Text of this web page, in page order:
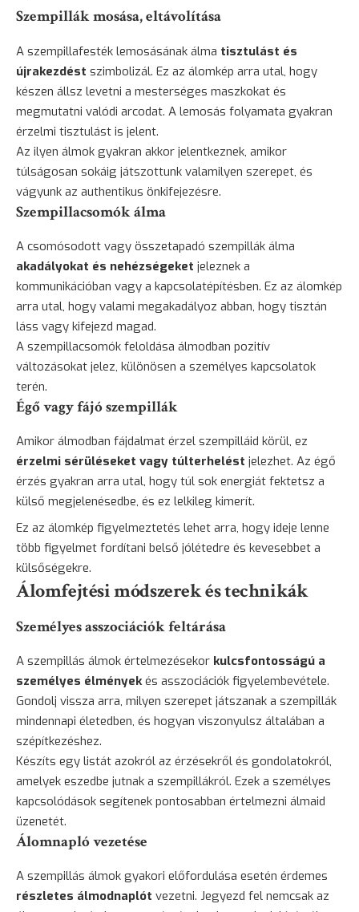
Szempillák mosása, eltávolítása
A szempillafesték lemosásának álma tisztulást és
újrakezdést szimbolizál. Ez az álomkép arra utal, hogy
készen állsz levetni a mesterséges maszkokat és
megmutatni valódi arcodat. A lemosás folyamata gyakran
érzelmi tisztulást is jelent.
Az ilyen álmok gyakran akkor jelentkeznek, amikor
túlságosan sokáig játszottunk valamilyen szerepet, és
vágyunk az authentikus önkifejezésre.
Szempillacsomók álma
A csomósodott vagy összetapadó szempillák álma
akadályokat és nehézségeket jeleznek a
kommunikációban vagy a kapcsolatépítésben. Ez az álomkép
arra utal, hogy valami megakadályoz abban, hogy tisztán
láss vagy kifejezd magad.
A szempillacsomók feloldása álmodban pozitív
változásokat jelez, különösen a személyes kapcsolatok
terén.
Égő vagy fájó szempillák
Amikor álmodban fájdalmat érzel szempilláid körül, ez
érzelmi sérüléseket vagy túlterhelést jelezhet. Az égő
érzés gyakran arra utal, hogy túl sok energiát fektetsz a
külső megjelenésedbe, és ez lelkileg kimerít.
Ez az álomkép figyelmeztetés lehet arra, hogy ideje lenne
több figyelmet fordítani belső jólétedre és kevesebbet a
külsőségekre.
Álomfejtési módszerek és technikák
Személyes asszociációk feltárása
A szempillás álmok értelmezésekor kulcsfontosságú a
személyes élményekés asszociációk figyelembevétele.
Gondolj vissza arra, milyen szerepet játszanak a szempillák
mindennapi életedben, és hogyan viszonyulsz általában a
szépítkezéshez.
Készíts egy listát azokról az érzésekről és gondolatokról,
amelyek eszedbe jutnak a szempillákról. Ezek a személyes
kapcsolódások segítenek pontosabban értelmezni álmaid
üzenetét.
Álomnapló vezetése
A szempillás álmok gyakori előfordulása esetén érdemes
részletes álmodnaplót vezetni. Jegyezd fel nemcsak az